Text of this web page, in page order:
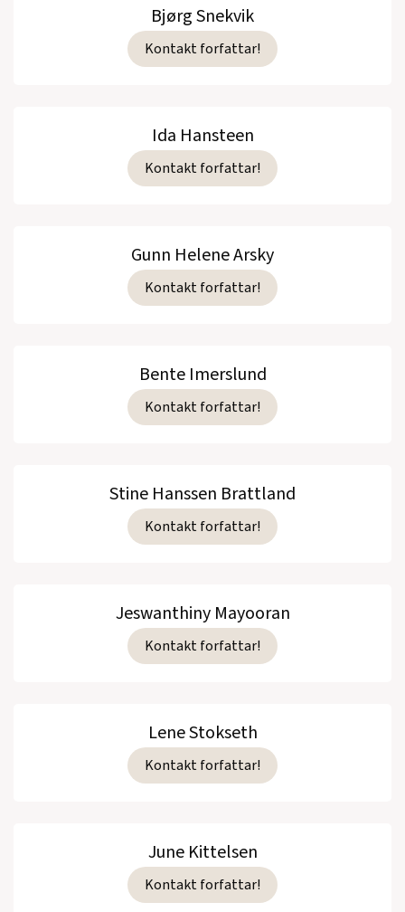
Bjørg Snekvik
Kontakt forfattar!
Ida Hansteen
Kontakt forfattar!
Gunn Helene Arsky
Kontakt forfattar!
Bente Imerslund
Kontakt forfattar!
Stine Hanssen Brattland
Kontakt forfattar!
Jeswanthiny Mayooran
Kontakt forfattar!
Lene Stokseth
Kontakt forfattar!
June Kittelsen
Kontakt forfattar!